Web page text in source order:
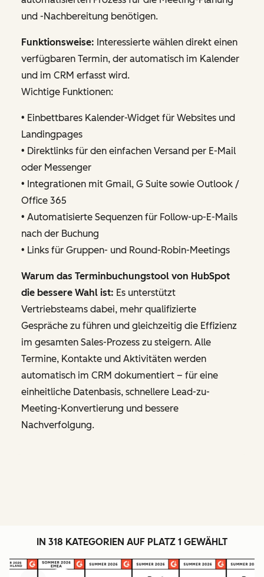
und -Nachbereitung benötigen.
Funktionsweise: Interessierte wählen direkt einen
verfügbaren Termin, der automatisch im Kalender
und im CRM erfasst wird.
Wichtige Funktionen:
• Einbettbares Kalender-Widget für Websites und
Landingpages
• Direktlinks für den einfachen Versand per E-Mail
oder Messenger
• Integrationen mit Gmail, G Suite sowie Outlook /
Office 365
• Automatisierte Sequenzen für Follow-up-E-Mails
nach der Buchung
• Links für Gruppen- und Round-Robin-Meetings
Warum das Terminbuchungstool von HubSpot
die bessere Wahl ist: Es unterstützt
Vertriebsteams dabei, mehr qualifizierte
Gespräche zu führen und gleichzeitig die Effizienz
im gesamten Sales-Prozess zu steigern. Alle
Termine, Kontakte und Aktivitäten werden
automatisch im CRM dokumentiert – für eine
einheitliche Datenbasis, schnellere Lead-zu-
Meeting-Konvertierung und bessere
Nachverfolgung.
IN 318 KATEGORIEN AUF PLATZ 1 GEWÄHLT